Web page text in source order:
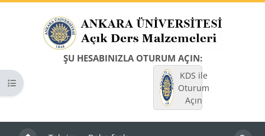
ŞU HESABINIZLA OTURUM AÇIN:
KDS ile
Oturum
Açın
Kurs dizinini aç